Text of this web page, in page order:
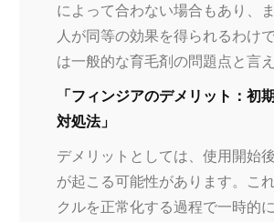
によって合わない場合もあり、
人が同等の効果を得られるわけ
は一般的な育毛剤の問題点と言え
「フィンジアのデメリット：初
対処法」
デメリットとしては、使用開始
が起こる可能性があります。こ
クルを正常化する過程で一時的